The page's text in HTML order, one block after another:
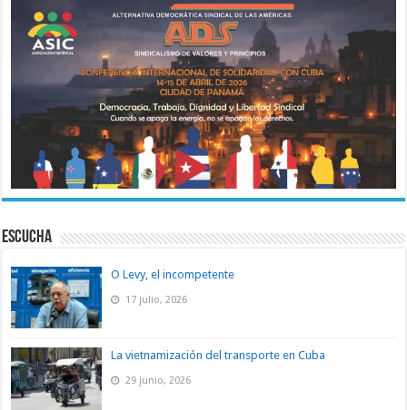
ESCUCHA
O Levy, el incompetente
17 julio, 2026
La vietnamización del transporte en Cuba
29 junio, 2026